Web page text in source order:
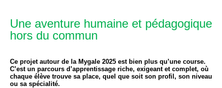
Une aventure humaine et pédagogique
hors du commun
Ce projet autour de la Mygale 2025 est bien plus qu’une course.
C’est un parcours d’apprentissage riche, exigeant et complet, où
chaque élève trouve sa place, quel que soit son profil, son niveau
ou sa spécialité.